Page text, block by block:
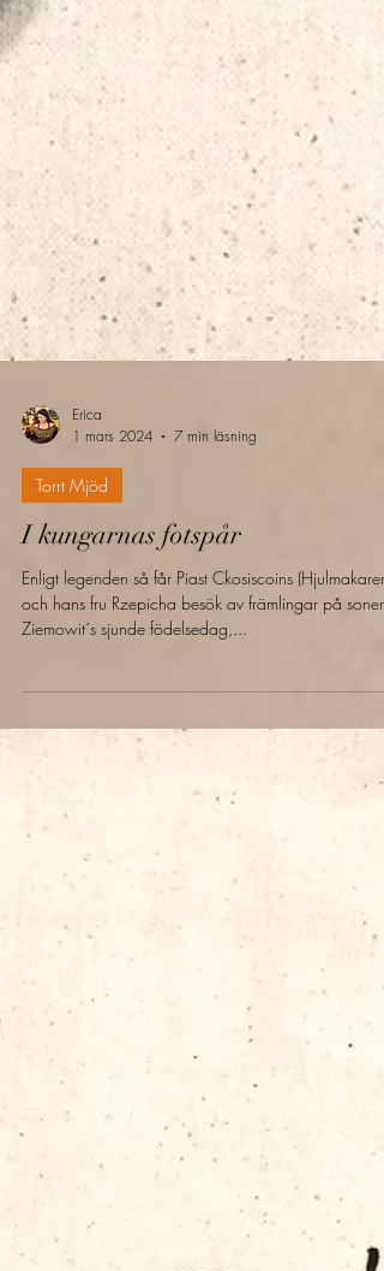
Erica
1 mars 2024
7 min läsning
Torrt Mjöd
Enligt legenden så får Piast Ckosiscoins (Hjulmakaren)
och hans fru Rzepicha besök av främlingar på sonen
Ziemowit´s sjunde födelsedag,...